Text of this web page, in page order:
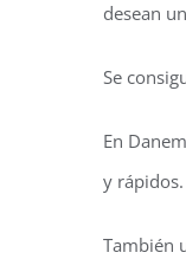
desean
Se
En
y rápidos.
También